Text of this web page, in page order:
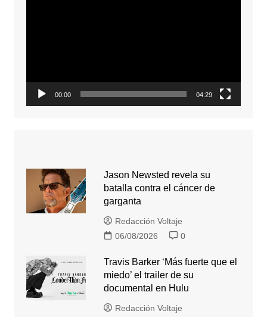
00:00 04:29
Jason Newsted revela su
batalla contra el cáncer de
garganta
Redacción Voltaje
06/08/2026
0
Travis Barker ‘Más fuerte que el
miedo’ el trailer de su
documental en Hulu
Redacción Voltaje